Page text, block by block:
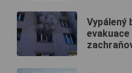
Vypálený